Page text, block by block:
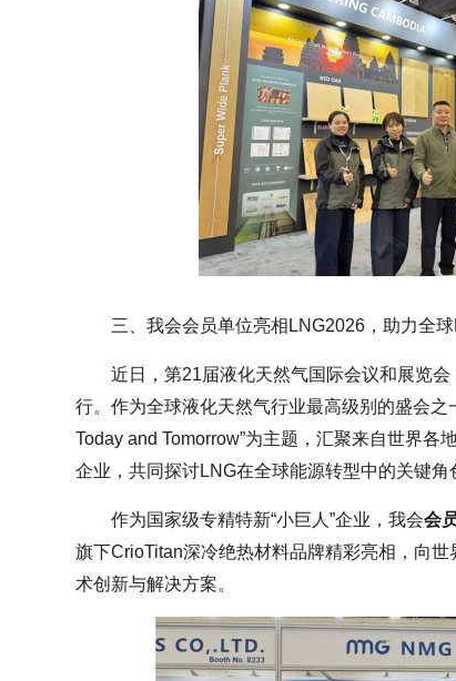
三、我会会员单位亮相LNG2026，助力全
近日，第21届液化天然气国际会议和展览
行。作为全球液化天然气行业最高级别的盛会
Today and Tomorrow”为主题，汇聚来自世界各
企业，共同探讨LNG在全球能源转型中的关键角
作为国家级专精特新“小巨人”企业，我会会
旗下CrioTitan深冷绝热材料品牌精彩亮相，向
术创新与解决方案。